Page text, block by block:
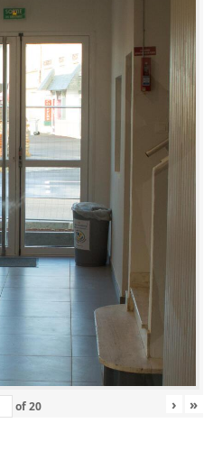
of20 › »